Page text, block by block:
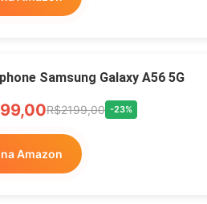
Samsung Galaxy A56 5G
R$2199,00 -23%
Amazon